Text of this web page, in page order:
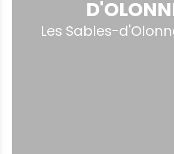
Les Sables-